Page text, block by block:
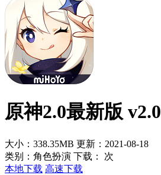
原神2.0最新版 v2.0
大小：338.35MB 更新：2021-08-18
类别：角色扮演 下载：
次
本地下载 高速下载